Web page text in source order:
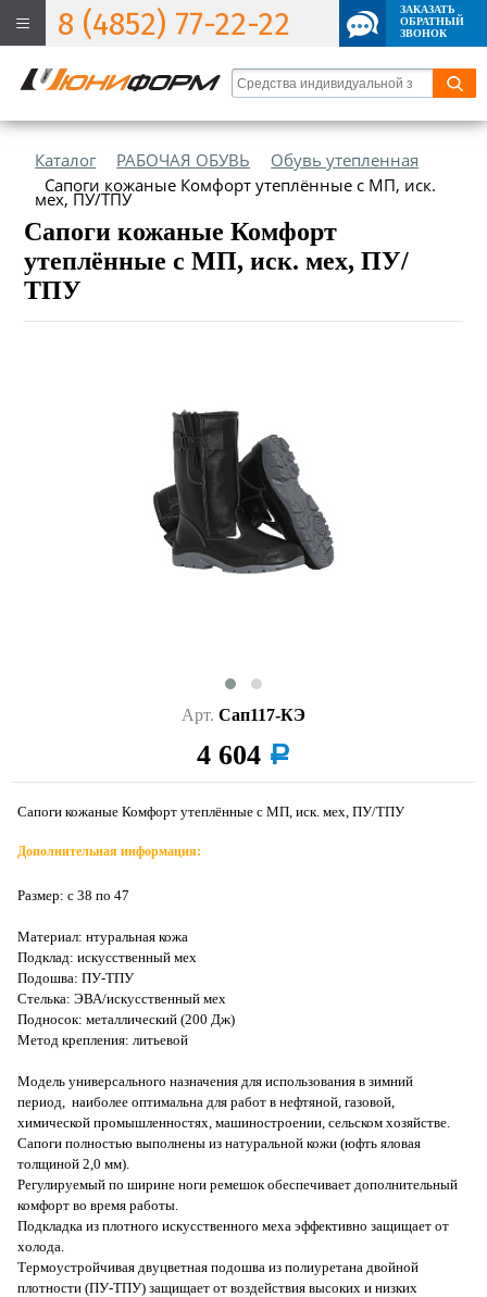
8 (4852) 77-22-22
ЗАКАЗАТЬ
ОБРАТНЫЙ
ЗВОНОК
Каталог РАБОЧАЯ ОБУВЬ
Обувь утепленная
Сапоги кожаные Комфорт утеплённые с МП, иск.
мех, ПУ/ТПУ
Сапоги кожаные Комфорт
утеплённые с МП, иск. мех, ПУ/
ТПУ
Арт. Сап117-КЭ
4 604 a
Сапоги кожаные Комфорт утеплённые с МП, иск. мех, ПУ/ТПУ
Дополнительная информация:
Размер: с 38 по 47
Материал: нтуральная кожа
Подклад: искусственный мех
Подошва: ПУ-ТПУ
Стелька: ЭВА/искусственный мех
Подносок: металлический (200 Дж)
Метод крепления: литьевой
Модель универсального назначения для использования в зимний
период, наиболее оптимальна для работ в нефтяной, газовой,
химической промышленностях, машиностроении, сельском хозяйстве.
Сапоги полностью выполнены из натуральной кожи (юфть яловая
толщиной 2,0 мм).
Регулируемый по ширине ноги ремешок обеспечивает дополнительный
комфорт во время работы.
Подкладка из плотного искусственного меха эффективно защищает от
холода.
Термоустройчивая двуцветная подошва из полиуретана двойной
плотности (ПУ-ТПУ) защищает от воздействия высоких и низких